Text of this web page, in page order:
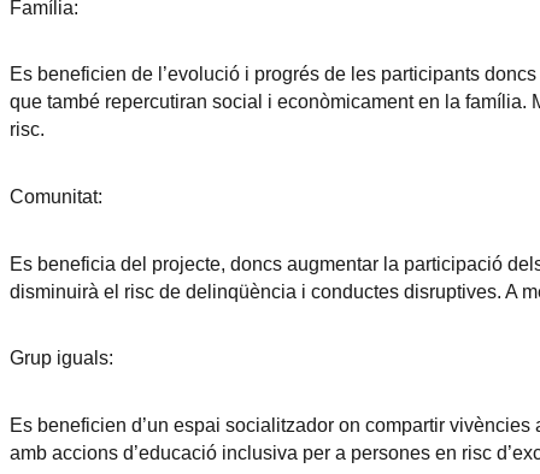
Família:
Es beneficien de l’evolució i progrés de les participants
que també repercutiran social i econòmicament en la
risc.
Comunitat:
Es beneficia del projecte, doncs augmentar la participació
disminuirà el risc de delinqüència i conductes disruptives. A
Grup iguals:
Es beneficien d’un espai socialitzador on compartir
amb accions d’educació inclusiva per a persones en risc